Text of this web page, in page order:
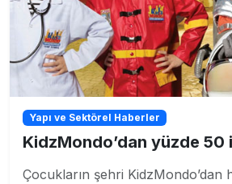
Yapı ve Sektörel Haberler
KidzMondo’dan yüzde 50
Çocukların şehri KidzMondo’dan